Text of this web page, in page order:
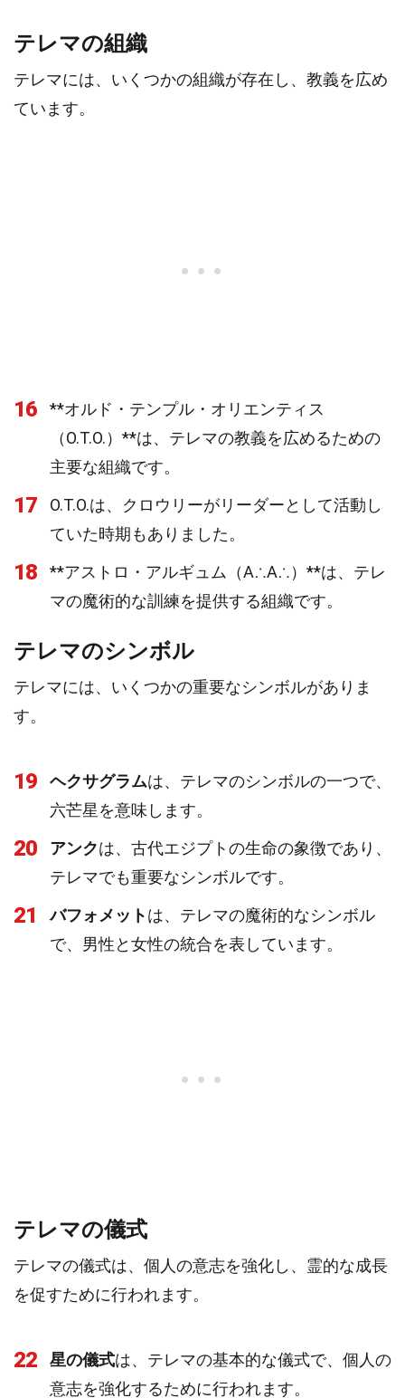
テレマの組織
テレマには、いくつかの組織が存在し、教義を広め
ています。
16
**オルド・テンプル・オリエンティス
（O.T.O.）**は、テレマの教義を広めるための
主要な組織です。
17
O.T.O.は、クロウリーがリーダーとして活動し
ていた時期もありました。
18
**アストロ・アルギュム（A∴A∴）**は、テレ
マの魔術的な訓練を提供する組織です。
テレマのシンボル
テレマには、いくつかの重要なシンボルがありま
す。
19 ヘクサグラムは、テレマのシンボルの一つで、
六芒星を意味します。
20 アンクは、古代エジプトの生命の象徴であり、
テレマでも重要なシンボルです。
21 バフォメットは、テレマの魔術的なシンボル
で、男性と女性の統合を表しています。
テレマの儀式
テレマの儀式は、個人の意志を強化し、霊的な成長
を促すために行われます。
22 星の儀式は、テレマの基本的な儀式で、個人の
意志を強化するために行われます。